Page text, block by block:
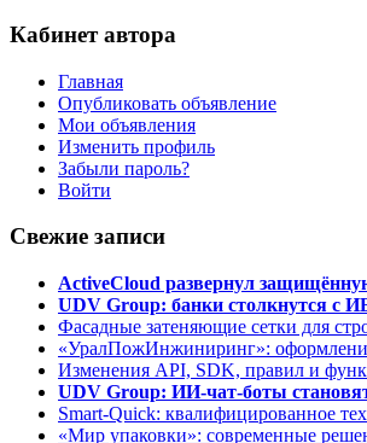
Кабинет автора
Главная
Опубликовать объявление
Мои объявления
Изменить профиль
Забыли пароль?
Войти
Свежие записи
ActiveCloud развернул
UDV Group: банки столкнутся с
Фасадные затеняющие сетки для
«УралПожИнжиниринг»:
Изменения API, SDK, правил и
UDV Group: ИИ-чат-боты
Smart-Quick: квалифицированное
«Мир упаковки»: современные